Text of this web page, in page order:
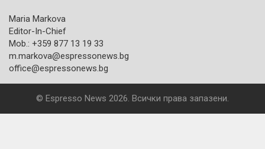
Maria Markova
Editor-In-Chief
Mob.: +359 877 13 19 33
m.markova@espressonews.bg
office@espressonews.bg
© Espresso News 2026. Всички права запазени.